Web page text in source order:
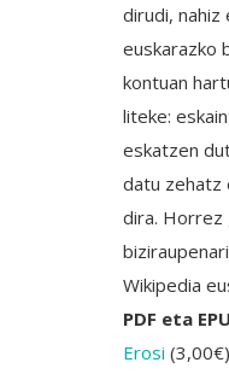
dirudi,
euskarazko
kontuan
liteke:
eskatzen
datu zehatz
dira. Horrez
Wikipedia
PDF eta
Erosi (3,00€)